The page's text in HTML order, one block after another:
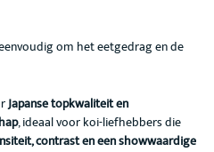
om het eetgedrag en de
Japanse topkwaliteit en
, ideaal voor koi-liefhebbers die
contrast en een showwaardige